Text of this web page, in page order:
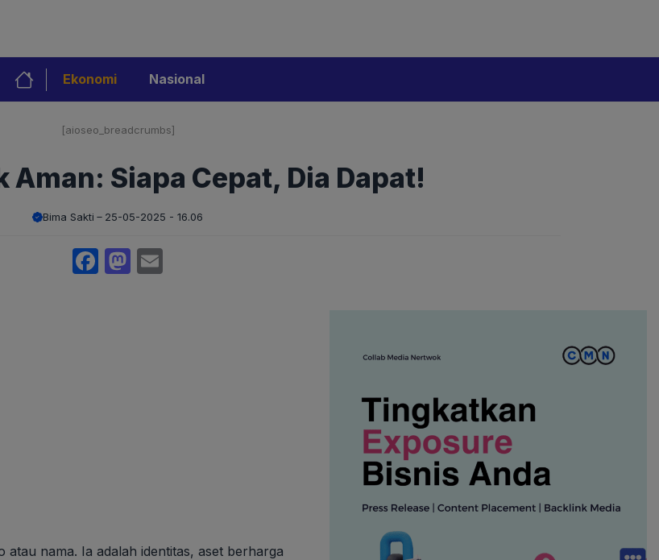
Ekonomi Nasional
[aioseo_breadcrumbs]
Aman: Siapa Cepat, Dia Dapat!
Bima Sakti 25-05-2025 - 16.06
Facebook
Mastodon
nama. Ia adalah identitas, aset berharga